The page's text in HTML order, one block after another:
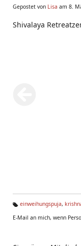
Gepostet von Lisa am 8.
Shivalaya
g
einweihungspuja,
E-Mail an mich, wenn